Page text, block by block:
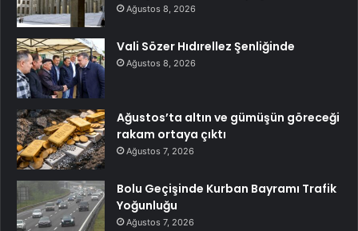
Ağustos 8, 2026
Vali Sözer Hıdırellez Şenliğinde
Ağustos 8, 2026
Ağustos’ta altın ve gümüşün göreceği
rakam ortaya çıktı
Ağustos 7, 2026
Bolu Geçişinde Kurban Bayramı Trafik
Yoğunluğu
Ağustos 7, 2026